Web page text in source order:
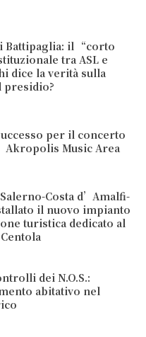
Battipaglia: il “corto
tra ASL e
dice la verità sulla
presidio?
per il concerto
Music Area
Costa d’Amalfi-
il nuovo impianto
turistica dedicato al
dei N.O.S.:
abitativo nel